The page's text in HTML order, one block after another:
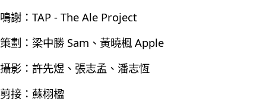
鳴謝：TAP - The Ale Project
策劃：梁中勝 Sam、黃曉楓 Apple
攝影：許先煜、張志孟、潘志恆
剪接：蘇栩楹